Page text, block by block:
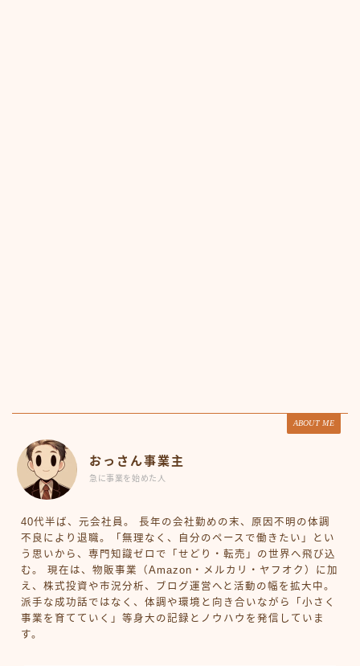
ABOUT ME
おっさん事業主
急に事業を始めた人
40代半ば、元会社員。 長年の会社勤めの末、原因不明の体調
不良により退職。「無理なく、自分のペースで働きたい」とい
う思いから、専門知識ゼロで「せどり・転売」の世界へ飛び込
む。 現在は、物販事業（Amazon・メルカリ・ヤフオク）に加
え、株式投資や市況分析、ブログ運営へと活動の幅を拡大中。
派手な成功話ではなく、体調や環境と向き合いながら「小さく
事業を育てていく」等身大の記録とノウハウを発信していま
す。